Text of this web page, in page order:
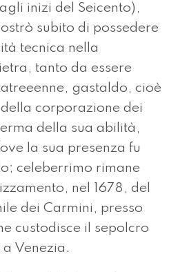
inizi del Seicento),
subito di possedere
tecnica nella
tanto da essere
gastaldo, cioè
corporazione dei
della sua abilità,
la sua presenza fu
celeberrimo rimane
nel 1678, del
dei Carmini, presso
custodisce il sepolcro
Venezia.